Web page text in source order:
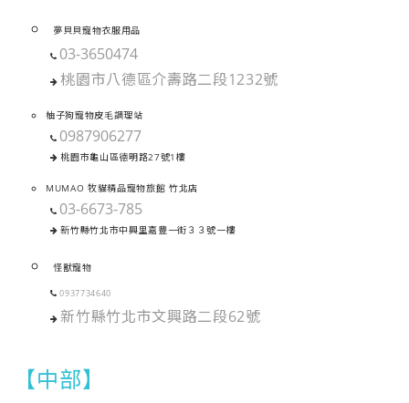
夢貝貝寵物衣服用品
03-3650474
桃園市八德區介壽路二段1232號
柚子狗寵物皮毛調理站
0987906277
桃園市龜山區德明路27號1樓
MUMAO 牧貓精品寵物旅館 竹北店
03-6673-785
新竹縣竹北市中興里嘉豐一街３３號一樓
怪獸寵物
0937734640
新竹縣竹北市文興路二段62號
【中部】